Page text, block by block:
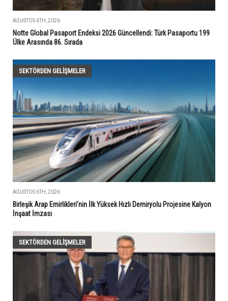
AĞUSTOS 6TH, 2026
Notte Global Pasaport Endeksi 2026 Güncellendi: Türk Pasaportu 199
Ülke Arasında 86. Sırada
SEKTÖRDEN GELIŞMELER
AĞUSTOS 6TH, 2026
Birleşik Arap Emirlikleri’nin İlk Yüksek Hızlı Demiryolu Projesine Kalyon
İnşaat İmzası
SEKTÖRDEN GELIŞMELER